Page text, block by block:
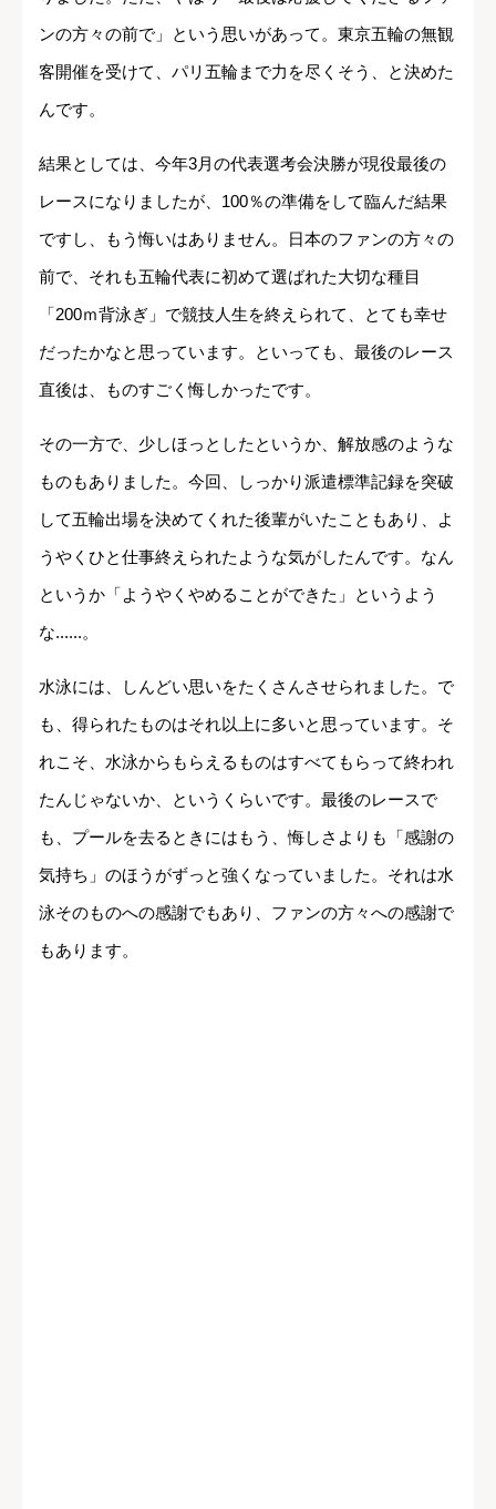
ンの方々の前で」という思いがあって。東京五輪の無観
客開催を受けて、パリ五輪まで力を尽くそう、と決めた
んです。
結果としては、今年3月の代表選考会決勝が現役最後の
レースになりましたが、100％の準備をして臨んだ結果
ですし、もう悔いはありません。日本のファンの方々の
前で、それも五輪代表に初めて選ばれた大切な種目
「200ｍ背泳ぎ」で競技人生を終えられて、とても幸せ
だったかなと思っています。といっても、最後のレース
直後は、ものすごく悔しかったです。
その一方で、少しほっとしたというか、解放感のような
ものもありました。今回、しっかり派遣標準記録を突破
して五輪出場を決めてくれた後輩がいたこともあり、よ
うやくひと仕事終えられたような気がしたんです。なん
というか「ようやくやめることができた」というよう
な......。
水泳には、しんどい思いをたくさんさせられました。で
も、得られたものはそれ以上に多いと思っています。そ
れこそ、水泳からもらえるものはすべてもらって終われ
たんじゃないか、というくらいです。最後のレースで
も、プールを去るときにはもう、悔しさよりも「感謝の
気持ち」のほうがずっと強くなっていました。それは水
泳そのものへの感謝でもあり、ファンの方々への感謝で
もあります。